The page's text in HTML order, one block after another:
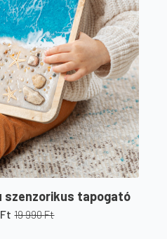
szenzorikus tapogató
19 990Ft
Original
FtCurrent